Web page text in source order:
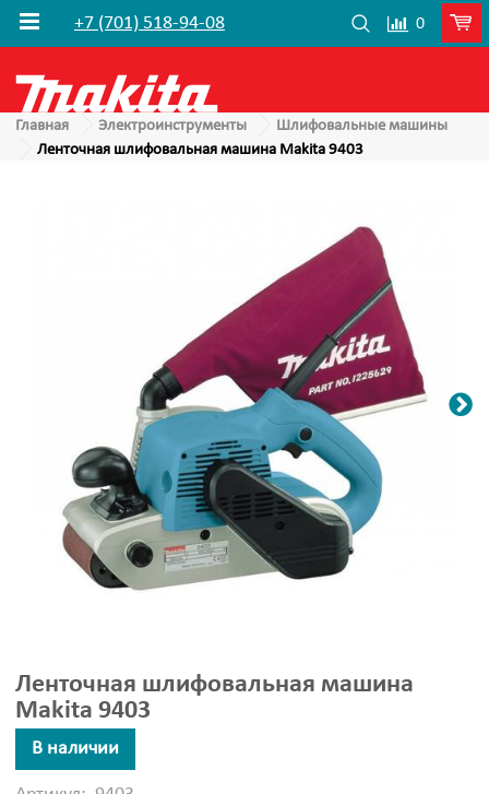
+7 (701) 518-94-08 0
Главная Электроинструменты
Шлифовальные машины
Ленточная шлифовальная машина Makita 9403
Ленточная шлифовальная машина
Makita 9403
В наличии